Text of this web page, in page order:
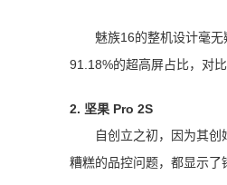
魅族16的整机设计毫
91.18%的超高屏占比，对
2. 坚果 Pro 2S
自创立之初，因为其
糟糕的品控问题，都显示了